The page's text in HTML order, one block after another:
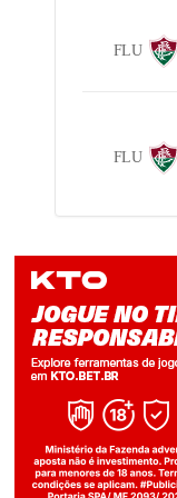
FLU
FLU